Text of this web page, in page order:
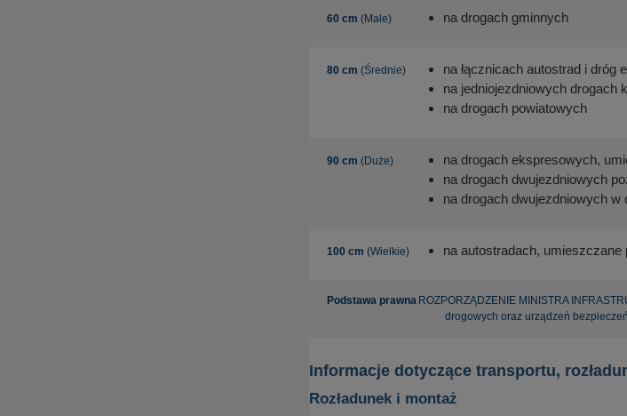
60 cm (Male) na drogach gminnych
80 cm (Średnie)
na łącznicach autostrad i dróg
na jedniojezdniowych drogach
na drogach powiatowych
90 cm (Duże)
na drogach ekspresowych,
na drogach dwujezdniowych
na drogach dwujezdniowych
100 cm (Wielkie) na autostradach, umieszczane
Podstawa prawna ROZPORZĄDZENIE MINISTRA
drogowych oraz urządzeń
Informacje dotyczące transportu,
Rozładunek i montaż